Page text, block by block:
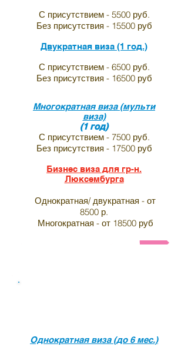
С присутствием - 5500 руб.
Без присутствия - 15500 руб
Двукратная виза (1 год.)
С присутствием - 6500 руб.
Без присутствия - 16500 руб
Многократная виза (мульти
виза)
(1 год)
С присутствием - 7500 руб.
Без присутствия - 17500 руб
Бизнес виза для гр-н.
Люксембурга
Однократная/ двукратная - от
8500 р.
Многократная - от 18500 руб
Анкета и список необходимых
Однократная виза (до 6 мес.)